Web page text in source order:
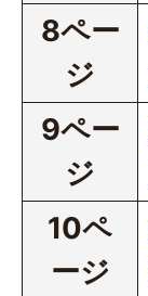
8ペー
ジ
9ペー
ジ
10ペ
ージ